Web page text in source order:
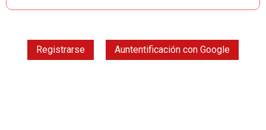
Registrarse Auntentificación con Google